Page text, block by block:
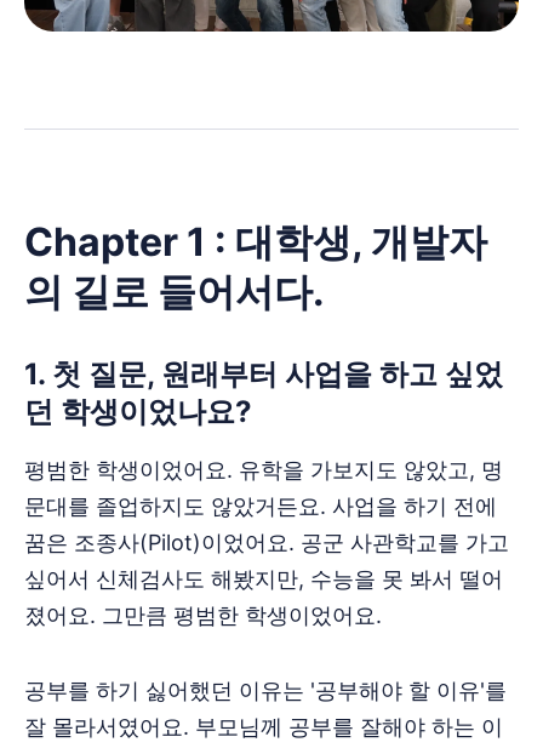
Chapter 1 : 대학생, 개발자
의 길로 들어서다.
‌‌1. 첫 질문, 원래부터 사업을 하고 싶었
던 학생이었나요?
평범한 학생이었어요. 유학을 가보지도 않았고, 명
문대를 졸업하지도 않았거든요. 사업을 하기 전에
꿈은 조종사(Pilot)이었어요. 공군 사관학교를 가고
싶어서 신체검사도 해봤지만, 수능을 못 봐서 떨어
졌어요. 그만큼 평범한 학생이었어요.
공부를 하기 싫어했던 이유는 '공부해야 할 이유'를
잘 몰라서였어요. 부모님께 공부를 잘해야 하는 이